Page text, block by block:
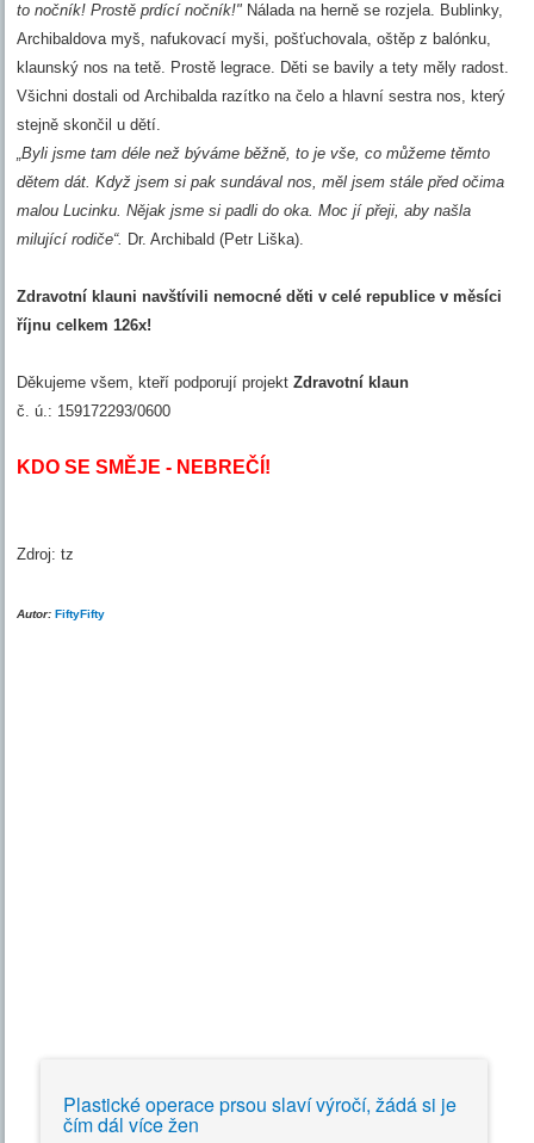
to nočník! Prostě prdící nočník!" Nálada na herně se rozjela. Bublinky,
Archibaldova myš, nafukovací myši, pošťuchovala, oštěp z balónku,
klaunský nos na tetě. Prostě legrace. Děti se bavily a tety měly radost.
Všichni dostali od Archibalda razítko na čelo a hlavní sestra nos, který
stejně skončil u dětí.
„Byli jsme tam déle než býváme běžně, to je vše, co můžeme těmto
dětem dát. Když jsem si pak sundával nos, měl jsem stále před očima
malou Lucinku. Nějak jsme si padli do oka. Moc jí přeji, aby našla
milující rodiče“. Dr. Archibald (Petr Liška).
Zdravotní klauni navštívili nemocné děti v celé republice v měsíci
říjnu celkem 126x!
Děkujeme všem, kteří podporují projektZdravotní klaun
č. ú.: 159172293/0600
KDO SE SMĚJE - NEBREČÍ!
Zdroj: tz
Autor:FiftyFifty
Plastické operace prsou slaví výročí, žádá si je
čím dál více žen